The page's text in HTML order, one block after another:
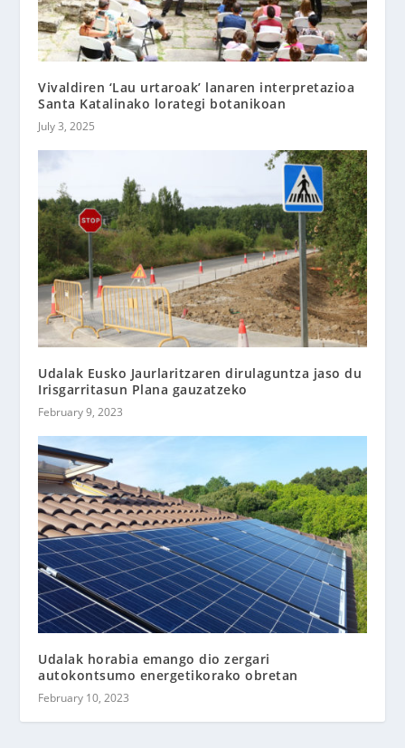
Vivaldiren ‘Lau urtaroak’ lanaren interpretazioa
Santa Katalinako lorategi botanikoan
July 3, 2025
Udalak Eusko Jaurlaritzaren dirulaguntza jaso du
Irisgarritasun Plana gauzatzeko
February 9, 2023
Udalak horabia emango dio zergari
autokontsumo energetikorako obretan
February 10, 2023